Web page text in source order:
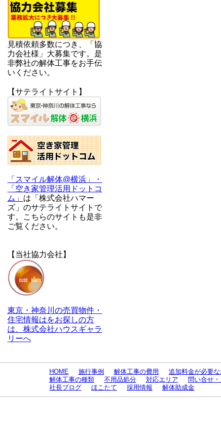
見積依頼多数につき、「協
力会社様」大募集です。是
非弊社の解体工事をお手伝
いください。
【サテライトサイト】
「スマイル解体@横浜」・
「空き家管理活用ドットコ
ム」 は「株式会社ハマー
ズ」のサテライトサイトで
す。こちらのサイトも是非
ご覧ください。
【当社協力会社】
東京・神奈川の売買物件・
住宅情報はをお探しの方
は、株式会社ハウスギャラ
リーへ
HOME 施行事例 解体工事の費用
追加料金が必要
解体工事の種類
不用品処分 対応エリア
問い合せ
社長ブログ
ほこたて 採用情報 解体助成金